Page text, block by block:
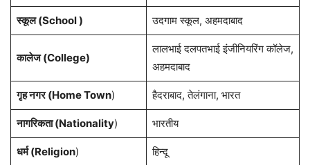
स्कूल (School ) उदगाम स्कूल, अहमदाबाद
कालेज (College)
लालभाई दलपतभाई इंजीनियरिंग कॉलेज,
अहमदाबाद
गृह नगर (Home Town) हैदराबाद, तेलंगाना, भारत
नागरिकता (Nationality) भारतीय
धर्म (Religion) हिन्दू